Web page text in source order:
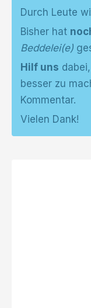
Durch Leute
Bisher hat
Beddelei(e)
Hilf uns
besser zu
Kommentar.
Vielen Dank!